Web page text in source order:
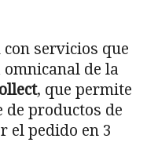
servicios que
de la
, que permite
productos de
el pedido en 3